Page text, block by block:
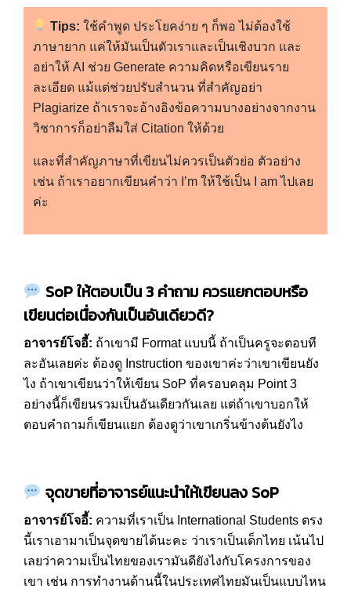
Tips: ใช้คำพูด ประโยคง่าย ๆ ก็พอ ไม่ต้องใช้
ภาษายาก แค่ให้มันเป็นตัวเราและเป็นเชิงบวก และ
อย่าให้ AI ช่วย Generate ความคิดหรือเขียนราย
ละเอียด แม้แต่ช่วยปรับสำนวน ที่สำคัญอย่า
Plagiarize ถ้าเราจะอ้างอิงข้อความบางอย่างจากงาน
วิชาการก็อย่าลืมใส่ Citation ให้ด้วย
และที่สำคัญภาษาที่เขียนไม่ควรเป็นตัวย่อ ตัวอย่าง
เช่น ถ้าเราอยากเขียนคำว่า I’m ให้ใช้เป็น I am ไปเลย
ค่ะ
SoPให้ตอบเป็น 3คำถาม ควรแยกตอบหรือ
เขียนต่อเนื่องกันเป็นอันเดียวดี?
อาจารย์โจอี้: ถ้าเขามี Format แบบนี้ ถ้าเป็นครูจะตอบที
ละอันเลยค่ะ ต้องดู Instruction ของเขาค่ะว่าเขาเขียนยัง
ไง ถ้าเขาเขียนว่าให้เขียน SoP ที่ครอบคลุม Point 3
อย่างนี้ก็เขียนรวมเป็นอันเดียวกันเลย แต่ถ้าเขาบอกให้
ตอบคำถามก็เขียนแยก ต้องดูว่าเขาเกริ่นข้างต้นยังไง
จุดขายที่อาจารย์แนะนำให้เขียนลง SoP
อาจารย์โจอี้: ความที่เราเป็น International Students ตรง
นี้เราเอามาเป็นจุดขายได้นะคะ ว่าเราเป็นเด็กไทย เน้นไป
เลยว่าความเป็นไทยของเรามันดียังไงกับโครงการของ
เขา เช่น การทำงานด้านนี้ในประเทศไทยมันเป็นแบบไหน